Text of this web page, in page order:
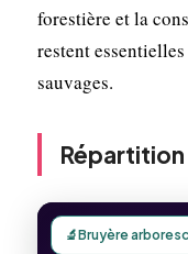
forestière et la
restent
sauvages.